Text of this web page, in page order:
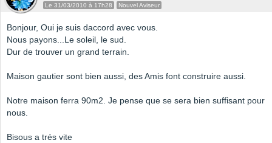
Le 31/03/2010 à 17h28 Nouvel Aviseur
Bonjour, Oui je suis daccord avec vous.
Nous payons...Le soleil, le sud.
Dur de trouver un grand terrain.
Maison gautier sont bien aussi, des Amis font construire aussi.
Notre maison ferra 90m2. Je pense que se sera bien suffisant pour
nous.
Bisous a trés vite